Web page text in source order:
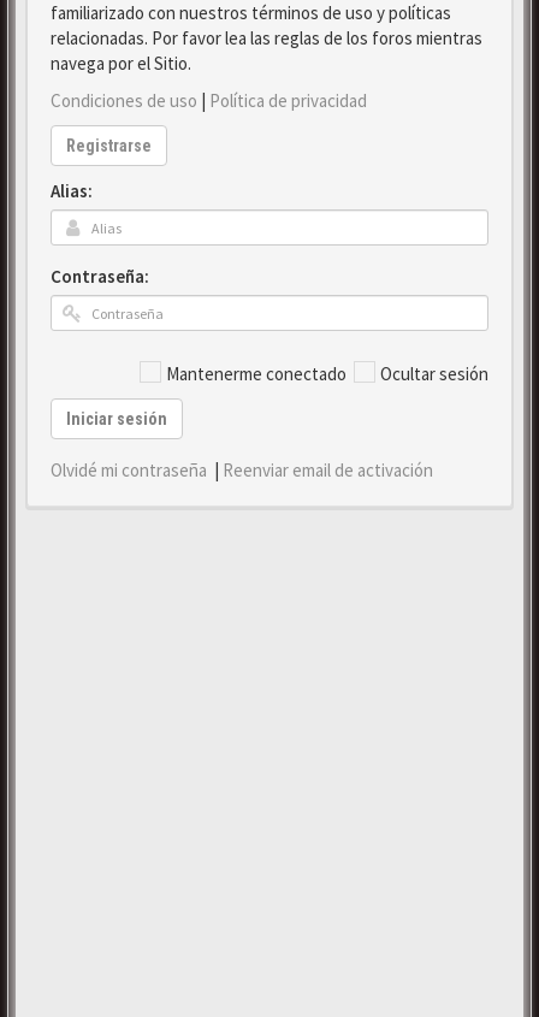
familiarizado con nuestros términos de uso y políticas
relacionadas. Por favor lea las reglas de los foros mientras
navega por el Sitio.
Condiciones de uso | Política de privacidad
Registrarse
Alias:
Contraseña:
Mantenerme conectado Ocultar sesión
Iniciar sesión
Olvidé mi contraseña | Reenviar email de activación